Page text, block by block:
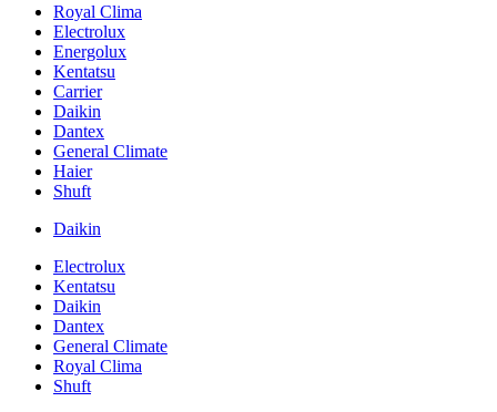
Royal Clima
Electrolux
Energolux
Kentatsu
Carrier
Daikin
Dantex
General Climate
Haier
Shuft
Daikin
Electrolux
Kentatsu
Daikin
Dantex
General Climate
Royal Clima
Shuft